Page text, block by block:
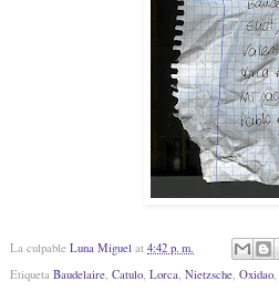
La culpable Luna Miguel at 4:42 p. m.
Etiqueta Baudelaire, Catulo, Lorca, Nietzsche, Oxidao,